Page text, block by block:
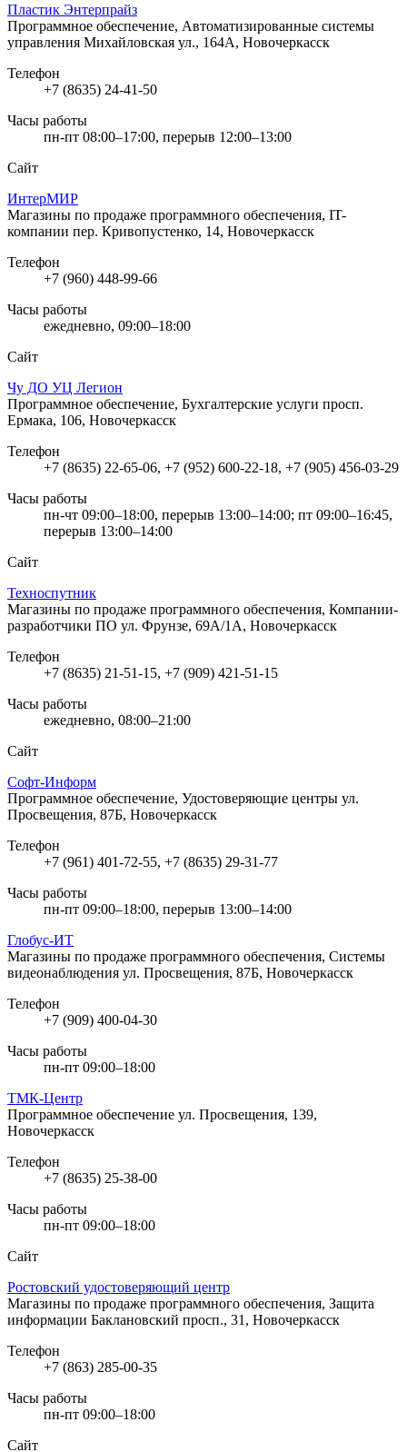
Пластик Энтерпрайз
Программное обеспечение, Автоматизированные системы
управления Михайловская ул., 164А, Новочеркасск
Телефон
+7 (8635) 24-41-50
Часы работы
пн-пт 08:00–17:00, перерыв 12:00–13:00
Сайт
ИнтерМИР
Магазины по продаже программного обеспечения, IT-
компании пер. Кривопустенко, 14, Новочеркасск
Телефон
+7 (960) 448-99-66
Часы работы
ежедневно, 09:00–18:00
Сайт
Чу ДО УЦ Легион
Программное обеспечение, Бухгалтерские услуги просп.
Ермака, 106, Новочеркасск
Телефон
+7 (8635) 22-65-06, +7 (952) 600-22-18, +7 (905) 456-03-29
Часы работы
пн-чт 09:00–18:00, перерыв 13:00–14:00; пт 09:00–16:45,
перерыв 13:00–14:00
Сайт
Техноспутник
Магазины по продаже программного обеспечения, Компании-
разработчики ПО ул. Фрунзе, 69А/1А, Новочеркасск
Телефон
+7 (8635) 21-51-15, +7 (909) 421-51-15
Часы работы
ежедневно, 08:00–21:00
Сайт
Софт-Информ
Программное обеспечение, Удостоверяющие центры ул.
Просвещения, 87Б, Новочеркасск
Телефон
+7 (961) 401-72-55, +7 (8635) 29-31-77
Часы работы
пн-пт 09:00–18:00, перерыв 13:00–14:00
Глобус-ИТ
Магазины по продаже программного обеспечения, Системы
видеонаблюдения ул. Просвещения, 87Б, Новочеркасск
Телефон
+7 (909) 400-04-30
Часы работы
пн-пт 09:00–18:00
ТМК-Центр
Программное обеспечение ул. Просвещения, 139,
Новочеркасск
Телефон
+7 (8635) 25-38-00
Часы работы
пн-пт 09:00–18:00
Сайт
Ростовский удостоверяющий центр
Магазины по продаже программного обеспечения, Защита
информации Баклановский просп., 31, Новочеркасск
Телефон
+7 (863) 285-00-35
Часы работы
пн-пт 09:00–18:00
Сайт